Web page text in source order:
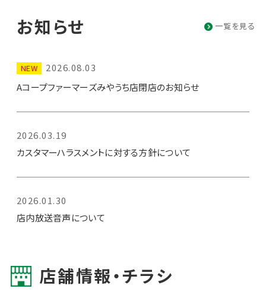
お知らせ
NEW
2026.08.03
Aコープファーマーズみやうち店閉店のお知らせ
2026.03.19
カスタマーハラスメントに対する方針について
2026.01.30
店内放送音声について
一覧を見る
店舗情報・チラシ